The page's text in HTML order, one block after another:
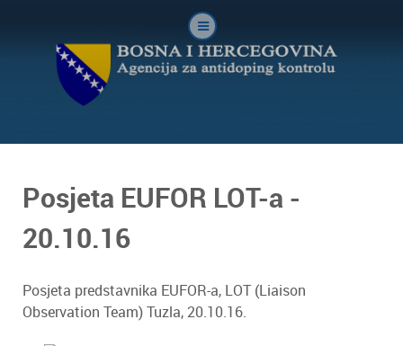
Posjeta EUFOR LOT-a -
20.10.16
Posjeta predstavnika EUFOR-a, LOT (Liaison
Observation Team) Tuzla, 20.10.16.